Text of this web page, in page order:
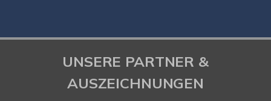
UNSERE PARTNER &
AUSZEICHNUNGEN